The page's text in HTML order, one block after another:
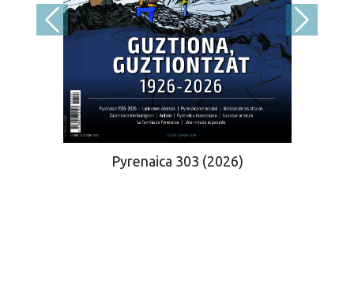
Pyrenaica 303 (2026)